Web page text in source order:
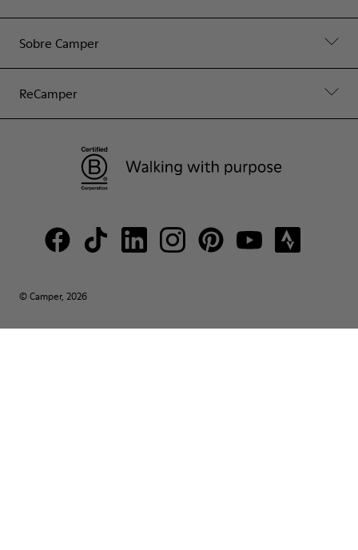
Sobre Camper
ReCamper
© Camper, 2026